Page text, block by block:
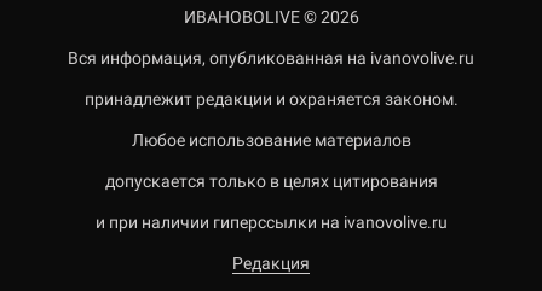
ИВАНОВОLIVE © 2026
Вся информация, опубликованная на ivanovolive.ru
принадлежит редакции и охраняется законом.
Любое использование материалов
допускается только в целях цитирования
и при наличии гиперссылки на ivanovolive.ru
Редакция